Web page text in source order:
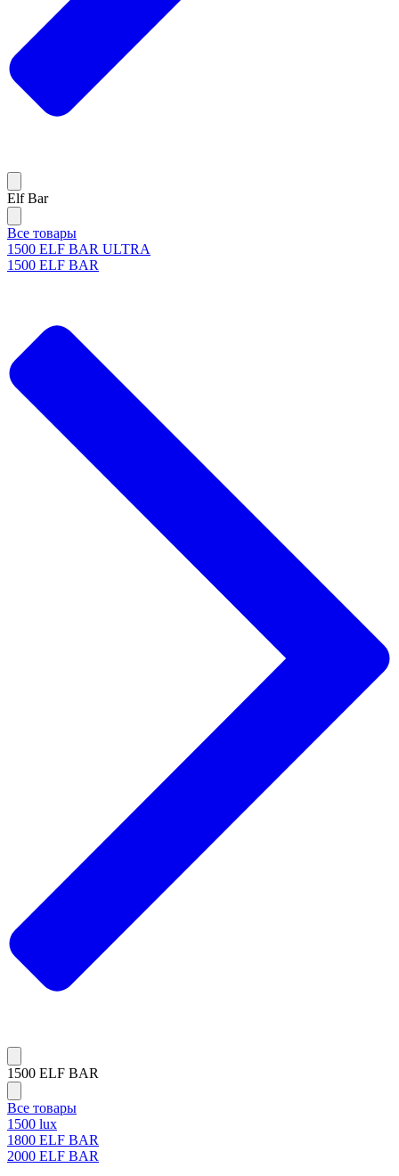
Elf Bar
Все товары
1500 ELF BAR ULTRA
1500 ELF BAR
1500 ELF BAR
Все товары
1500 lux
1800 ELF BAR
2000 ELF BAR